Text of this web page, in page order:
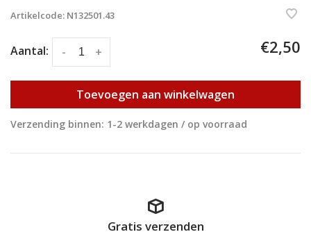
Artikelcode: N132501.43
Aantal: +
- €2,50
Toevoegen aan winkelwagen
Verzending binnen: 1-2 werkdagen / op voorraad
Gratis verzenden